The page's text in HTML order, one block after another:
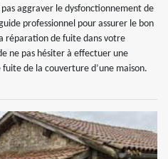
aggraver le dysfonctionnement de
professionnel pour assurer le bon
réparation de fuite dans votre
ne pas hésiter à effectuer une
de la couverture d’une maison.